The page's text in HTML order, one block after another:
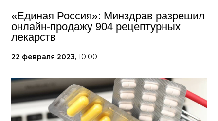
«Единая Россия»: Минздрав разрешил
онлайн-продажу 904 рецептурных
лекарств
22 февраля 2023, 10:00